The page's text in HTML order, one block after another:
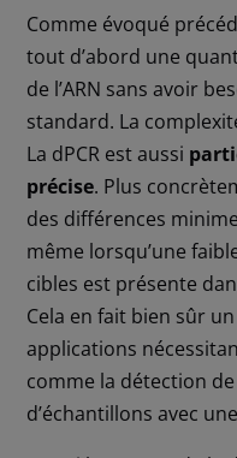
Comme évoqué
tout d’abord une
de l’ARN sans avoir
standard. La
La dPCR est aussi
précise. Plus
des différences
même lorsqu’une
cibles est présente
Cela en fait bien sûr
applications
comme la détection
d’échantillons avec